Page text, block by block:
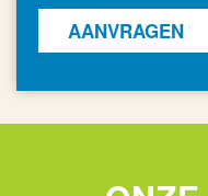
AANVRAGEN